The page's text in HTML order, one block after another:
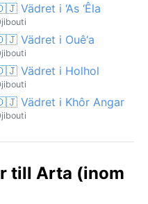
Vädret i ‘As ‘Êla
Vädret i Ouê‘a
Vädret i Holhol
Vädret i Khôr Angar
till Arta (inom